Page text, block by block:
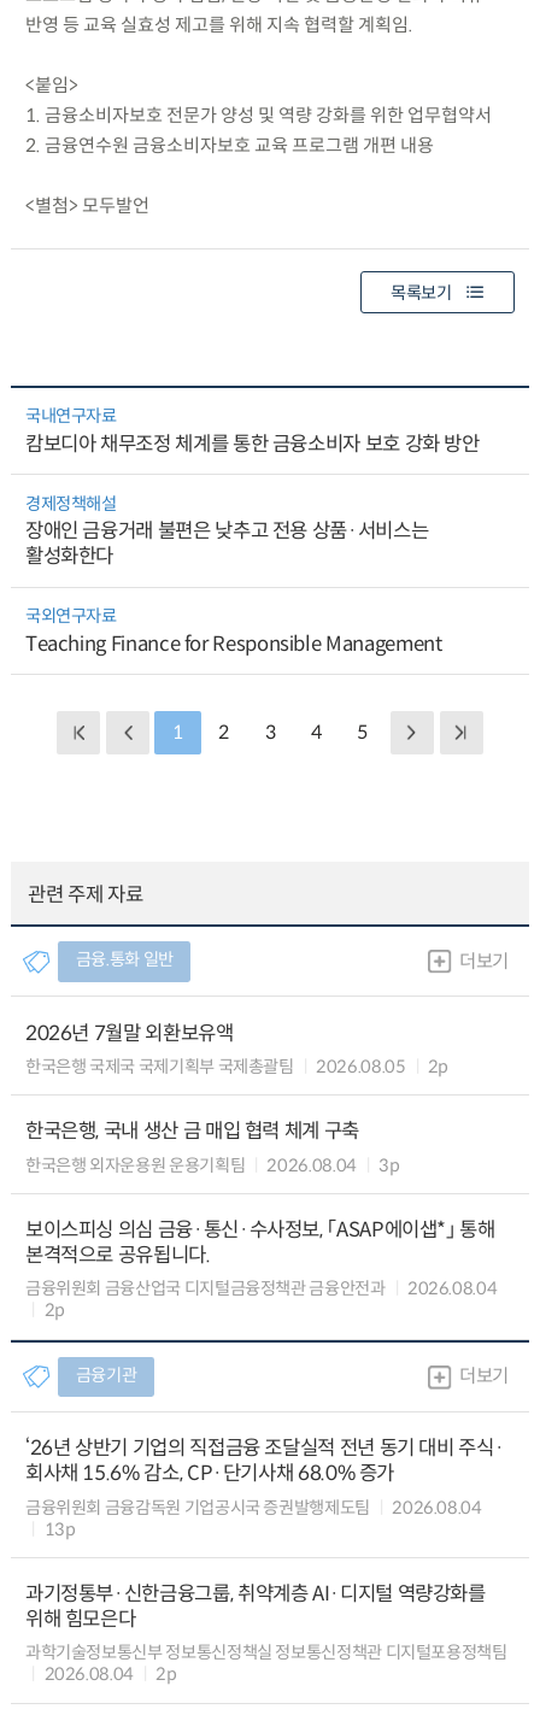
반영 등 교육 실효성 제고를 위해 지속 협력할 계획임.
<붙임>
1. 금융소비자보호 전문가 양성 및 역량 강화를 위한 업무협약서
2. 금융연수원 금융소비자보호 교육 프로그램 개편 내용
<별첨> 모두발언
목록보기
국내연구자료
캄보디아 채무조정 체계를 통한 금융소비자 보호 강화 방안
경제정책해설
장애인 금융거래 불편은 낮추고 전용 상품·서비스는
활성화한다
국외연구자료
Teaching Finance for Responsible Management
1 2 3 4 5
관련 주제 자료
금융.통화 일반 더보기
2026년 7월말 외환보유액
한국은행 국제국 국제기획부 국제총괄팀 2026.08.05 2p
한국은행, 국내 생산 금 매입 협력 체계 구축
한국은행 외자운용원 운용기획팀 2026.08.04 3p
보이스피싱 의심 금융·통신·수사정보, 「ASAP에이샙*」 통해
본격적으로 공유됩니다.
금융위원회 금융산업국 디지털금융정책관 금융안전과
2026.08.04
2p
금융기관 더보기
‘26년 상반기 기업의 직접금융 조달실적 전년 동기 대비 주식·
회사채 15.6% 감소, CP·단기사채 68.0% 증가
금융위원회 금융감독원 기업공시국 증권발행제도팀
2026.08.04
13p
과기정통부·신한금융그룹, 취약계층 AI·디지털 역량강화를
위해 힘모은다
과학기술정보통신부 정보통신정책실 정보통신정책관 디지털포용정책팀
2026.08.04
2p